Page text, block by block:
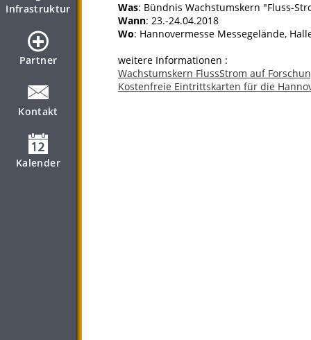
Infrastruktur
Partner
Kontakt
Kalender
Was: Bündnis Wachstumskern "Fluss-
Wann: 23.-24.04.2018
Wo: Hannovermesse Messegelände,
weitere Informationen :
Wachstumskern FlussStrom auf
Kostenfreie Eintrittskarten für die